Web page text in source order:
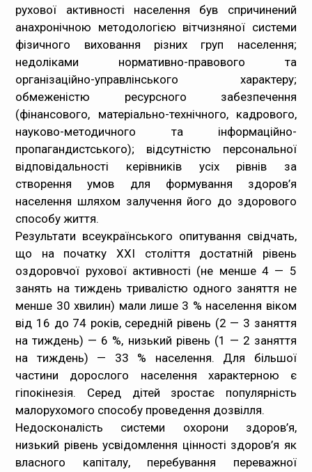
рухової активності населення був спричинений
анахронічною методологією вітчизняної системи
фізичного виховання різних груп населення;
недоліками нормативно-правового та
організаційно-управлінського характеру;
обмеженістю ресурсного забезпечення
(фінансового, матеріально-технічного, кадрового,
науково-методичного та інформаційно-
пропагандистського); відсутністю персональної
відповідальності керівників усіх рівнів за
створення умов для формування здоров’я
населення шляхом залучення його до здорового
способу життя.
Результати всеукраїнського опитування свідчать,
що на початку XXI століття достатній рівень
оздоровчої рухової активності (не менше 4 — 5
занять на тиждень тривалістю одного заняття не
менше 30 хвилин) мали лише 3 % населення віком
від 16 до 74 років, середній рівень (2 — 3 заняття
на тиждень) — 6 %, низький рівень (1 — 2 заняття
на тиждень) — 33 % населення. Для більшої
частини дорослого населення характерною є
гіпокінезія. Серед дітей зростає популярність
малорухомого способу проведення дозвілля.
Недосконалість системи охорони здоров’я,
низький рівень усвідомлення цінності здоров’я як
власного капіталу, перебування переважної